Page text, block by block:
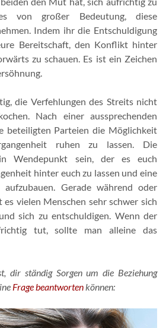
von großer Bedeutung, diese
Indem ihr die Entschuldigung
Bereitschaft, den Konflikt hinter
zu schauen. Es ist ein Zeichen
die Verfehlungen des Streits nicht
Nach einer aussprechenden
beteiligten Parteien die Möglichkeit
ruhen zu lassen. Die
Wendepunkt sein, der es euch
hinter euch zu lassen und eine
Gerade während oder
vielen Menschen sehr schwer sich
sich zu entschuldigen. Wenn der
tut, sollte man alleine das
dir ständig Sorgen um die Beziehung
Frage beantwortenkönnen: